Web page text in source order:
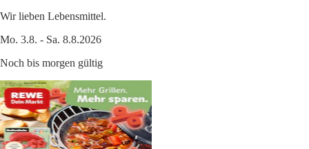
Wir lieben Lebensmittel.
Mo. 3.8. - Sa. 8.8.2026
Noch bis morgen gültig